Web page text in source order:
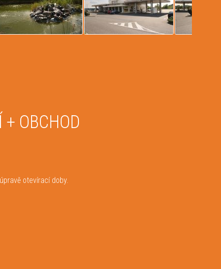
+ OBCHOD
otevírací doby.